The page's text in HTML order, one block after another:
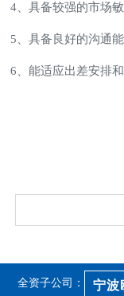
4、具备较强的市场
5、具备良好的沟通
6、能适应出差安排
全资子公司： 宁